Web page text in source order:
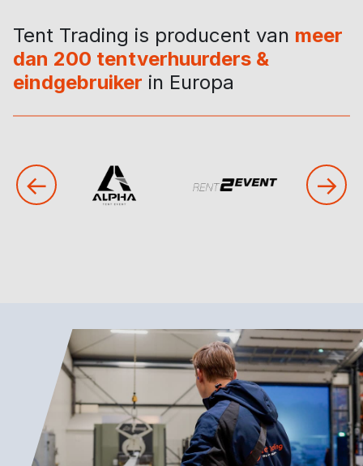
Tent Trading is producent van meer
dan 200 tentverhuurders &
eindgebruiker in Europa
← →